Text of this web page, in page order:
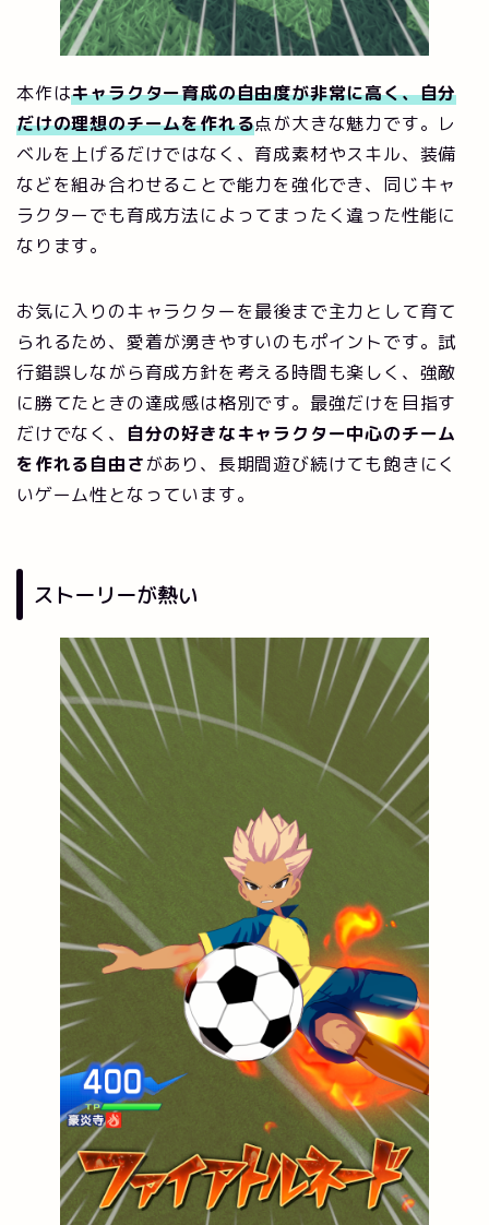
本作はキャラクター育成の自由度が非常に高く、自分
だけの理想のチームを作れる点が大きな魅力です。レ
ベルを上げるだけではなく、育成素材やスキル、装備
などを組み合わせることで能力を強化でき、同じキャ
ラクターでも育成方法によってまったく違った性能に
なります。
お気に入りのキャラクターを最後まで主力として育て
られるため、愛着が湧きやすいのもポイントです。試
行錯誤しながら育成方針を考える時間も楽しく、強敵
に勝てたときの達成感は格別です。最強だけを目指す
だけでなく、 自分の好きなキャラクター中心のチーム
を作れる自由さがあり、長期間遊び続けても飽きにく
いゲーム性となっています。
ストーリーが熱い